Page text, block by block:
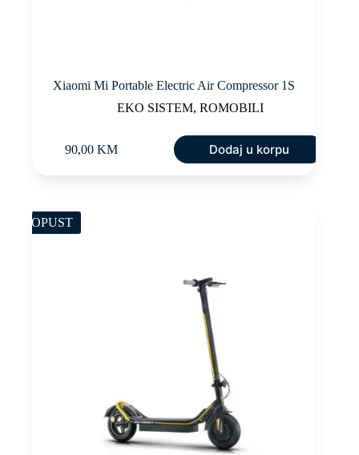
Xiaomi Mi Portable Electric Air Compressor 1S
EKO SISTEM, ROMOBILI
90,00 KM Dodaj u korpu
POPUST